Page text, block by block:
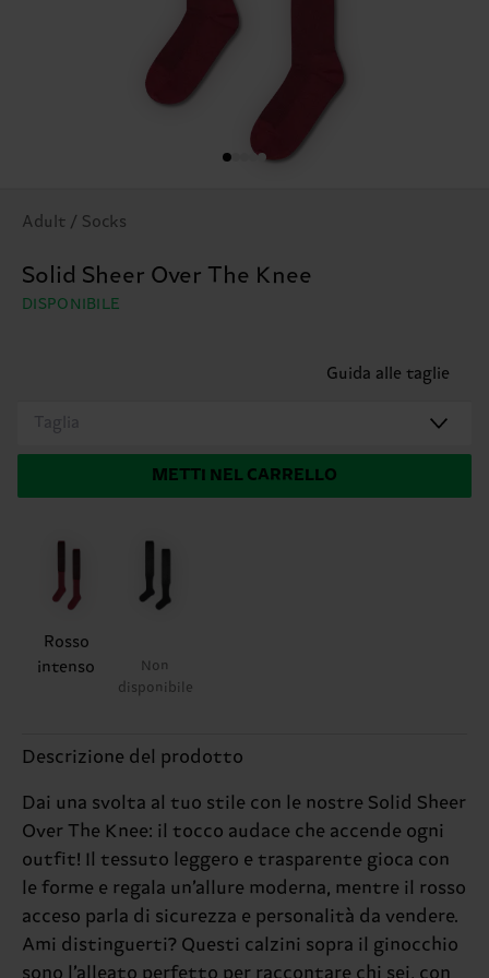
Adult / Socks
Solid Sheer Over The Knee
DISPONIBILE
Guida alle taglie
Taglia
METTI NEL CARRELLO
Rosso
intenso
Non
disponibile
Descrizione del prodotto
Dai una svolta al tuo stile con le nostre Solid Sheer
Over The Knee: il tocco audace che accende ogni
outfit! Il tessuto leggero e trasparente gioca con
le forme e regala un’allure moderna, mentre il rosso
acceso parla di sicurezza e personalità da vendere.
Ami distinguerti? Questi calzini sopra il ginocchio
sono l’alleato perfetto per raccontare chi sei, con